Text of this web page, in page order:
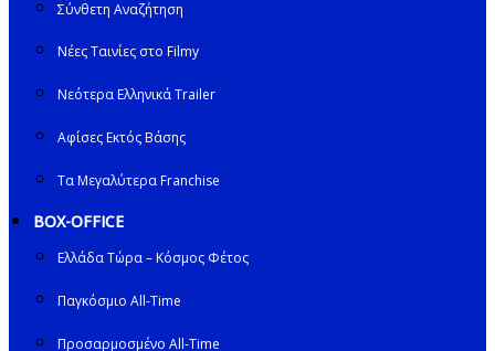
Σύνθετη Αναζήτηση
Νέες Ταινίες στο Filmy
Νεότερα Ελληνικά Trailer
Αφίσες Εκτός Βάσης
Τα Μεγαλύτερα Franchise
BOX-OFFICE
Ελλάδα Τώρα – Κόσμος Φέτος
Παγκόσμιο All-Time
Προσαρμοσμένο All-Time